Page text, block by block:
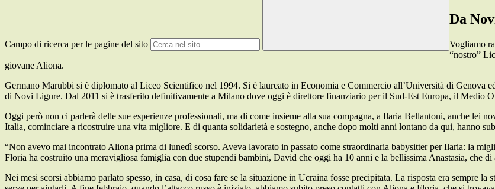
Campo di ricerca per le pagine del sito
Da
Vogliamo
“nostro”
giovane Aliona.
Germano Marubbi si è diplomato al Liceo Scientifico nel 1994. Si è laureato in Economia e Commercio all’Università di Genova
di Novi Ligure. Dal 2011 si è trasferito definitivamente a Milano dove oggi è direttore finanziario per il Sud-Est Europa, il Medio
Oggi però non ci parlerà delle sue esperienze professionali, ma di come insieme alla sua compagna, a Ilaria Bellantoni, anche lei
Italia, cominciare a ricostruire una vita migliore. E di quanta solidarietà e sostegno, anche dopo molti anni lontano da qui, hanno
“Non avevo mai incontrato Aliona prima di lunedì scorso. Aveva lavorato in passato come straordinaria babysitter per Ilaria: la
Floria ha costruito una meravigliosa famiglia con due stupendi bambini, David che oggi ha 10 anni e la bellissima Anastasia, che
Nei mesi scorsi abbiamo parlato spesso, in casa, di cosa fare se la situazione in Ucraina fosse precipitata. La risposta era sempre